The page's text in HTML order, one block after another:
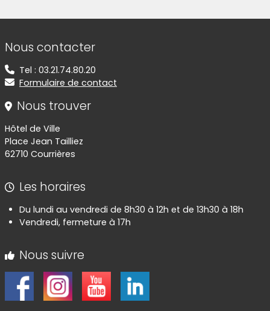
Informations de contact
Nous contacter
Tel : 03.21.74.80.20
Formulaire de contact
Nous trouver
Hôtel de Ville
Place Jean Tailliez
62710 Courrières
Les horaires
Du lundi au vendredi de 8h30 à 12h et de 13h30 à 18h
Vendredi, fermeture à 17h
Nous suivre